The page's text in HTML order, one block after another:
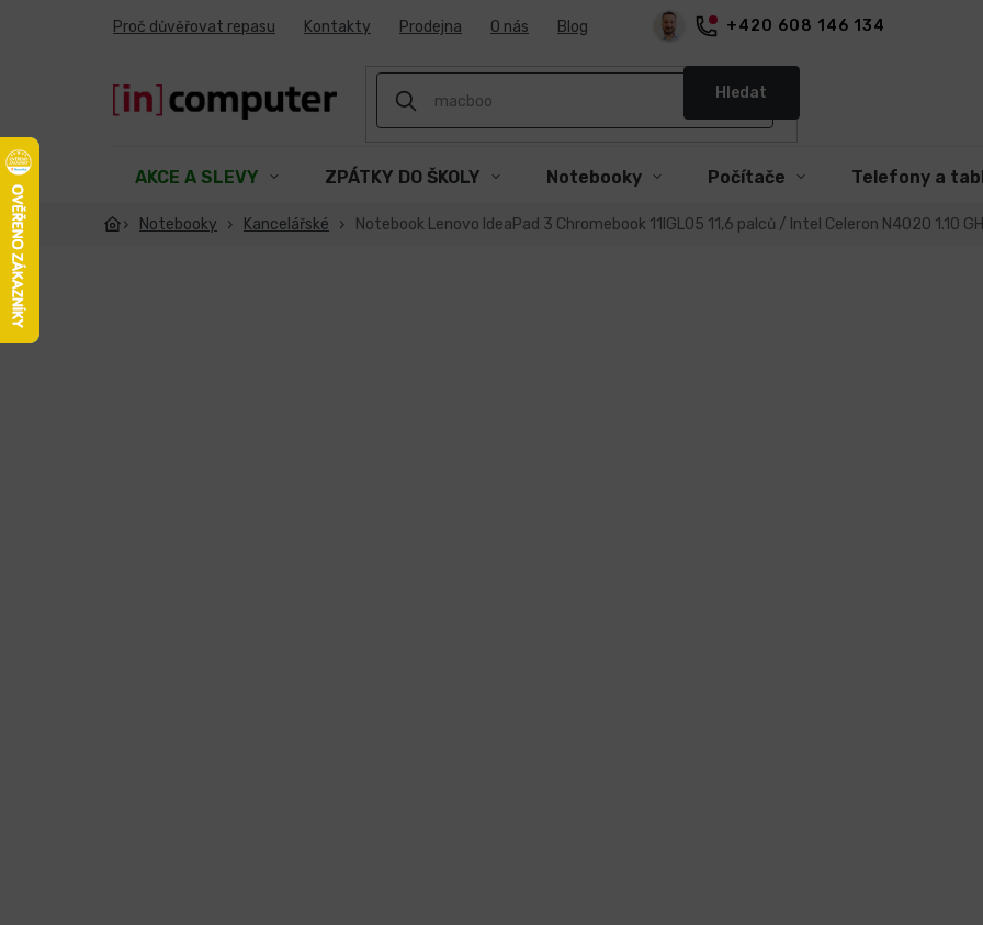
+420 608 146 134
Proč důvěřovat repasu Kontakty Prodejna O nás Blog
Hledat
AKCE A SLEVY ZPÁTKY DO ŠKOLY Notebooky Počítače Telefony a
Notebooky Kancelářské Notebook Lenovo IdeaPad 3 Chromebook 11IGL05 11,6 palců / Intel Celeron N4020 1.10